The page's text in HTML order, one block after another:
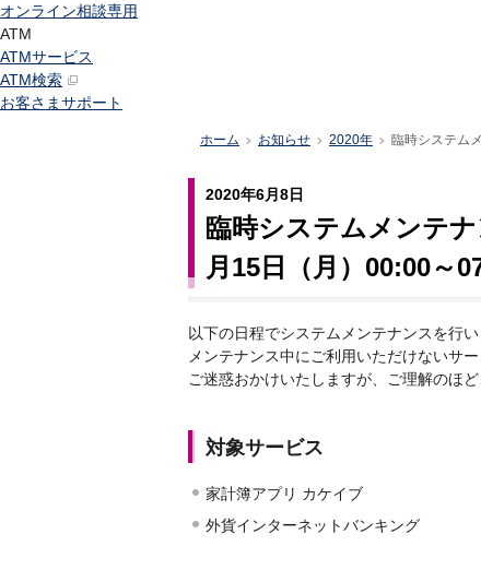
オンライン相談専用
ATM
ATMサービス
ATM検索
お客さまサポート
ホーム >お知らせ >2020年 >臨時システム
2020年6月8日
臨時システムメンテ
月15日（月）00:00～
以下の日程でシステムメンテナンスを行い
メンテナンス中にご利用いただけないサ
ご迷惑おかけいたしますが、ご理解のほ
対象サービス
家計簿アプリ カケイブ
外貨インターネットバンキング